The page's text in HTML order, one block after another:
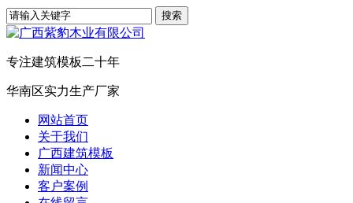
专注建筑模板二十年
华南区实力生产厂家
网站首页
关于我们
广西建筑模板
新闻中心
客户案例